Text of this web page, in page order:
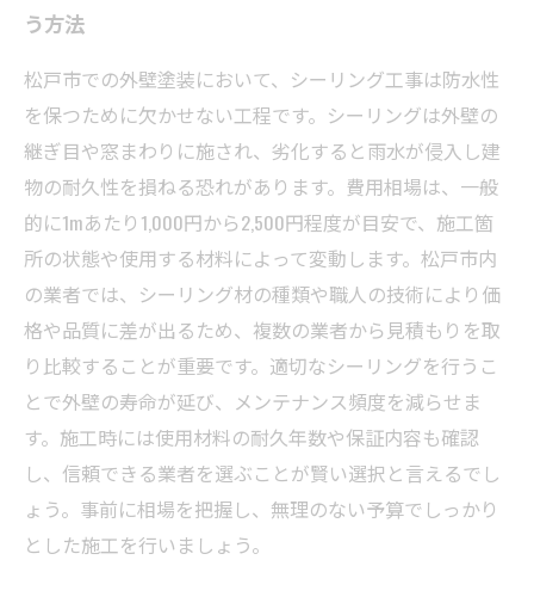
う方法
松戸市での外壁塗装において、シーリング工事は防水性
を保つために欠かせない工程です。シーリングは外壁の
継ぎ目や窓まわりに施され、劣化すると雨水が侵入し建
物の耐久性を損ねる恐れがあります。費用相場は、一般
的に1mあたり1,000円から2,500円程度が目安で、施工箇
所の状態や使用する材料によって変動します。松戸市内
の業者では、シーリング材の種類や職人の技術により価
格や品質に差が出るため、複数の業者から見積もりを取
り比較することが重要です。適切なシーリングを行うこ
とで外壁の寿命が延び、メンテナンス頻度を減らせま
す。施工時には使用材料の耐久年数や保証内容も確認
し、信頼できる業者を選ぶことが賢い選択と言えるでし
ょう。事前に相場を把握し、無理のない予算でしっかり
とした施工を行いましょう。